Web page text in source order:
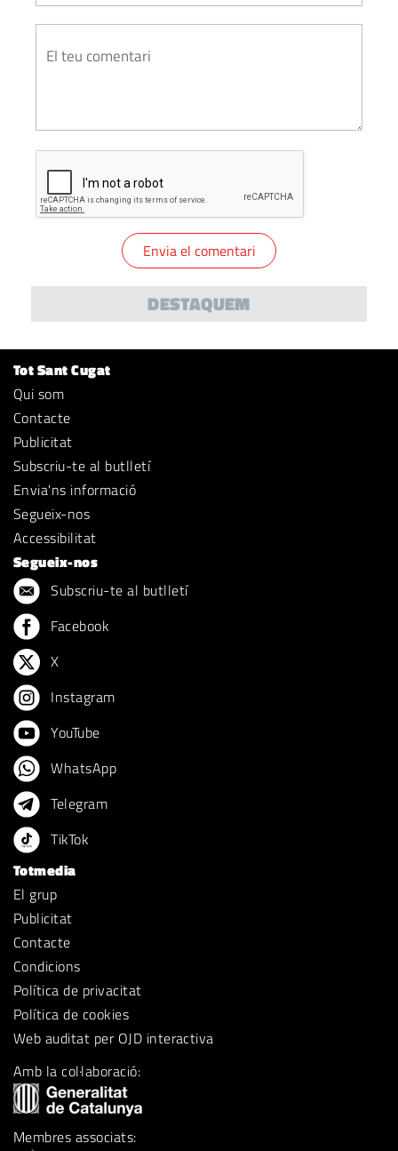
DESTAQUEM
Tot Sant Cugat
Qui som
Contacte
Publicitat
Subscriu-te al butlletí
Envia'ns informació
Segueix-nos
Accessibilitat
Segueix-nos
Subscriu-te al butlletí
Facebook
X
Instagram
YouTube
WhatsApp
Telegram
TikTok
Totmedia
El grup
Publicitat
Contacte
Condicions
Política de privacitat
Política de cookies
Web auditat per OJD interactiva
Amb la col·laboració:
Membres associats: